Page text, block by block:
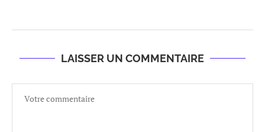
LAISSER UN COMMENTAIRE